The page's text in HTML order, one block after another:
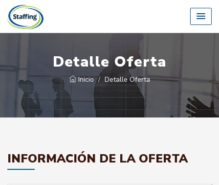
Detalle Oferta
Inicio Detalle Oferta
INFORMACIÓN DE LA OFERTA